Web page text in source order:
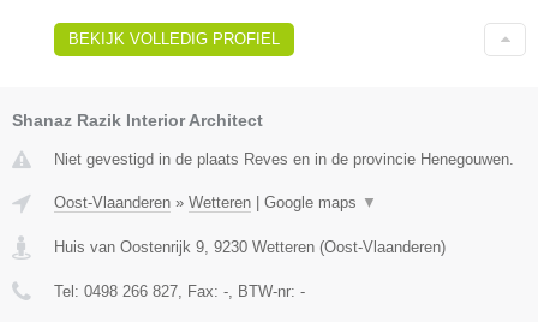
BEKIJK VOLLEDIG PROFIEL
Shanaz Razik Interior Architect
Niet gevestigd in de plaats Reves en in de provincie Henegouwen.
Oost-Vlaanderen » Wetteren Google maps ▼
Huis van Oostenrijk 9, 9230 Wetteren (Oost-Vlaanderen)
Tel: 0498 266 827, Fax: -, BTW-nr: -